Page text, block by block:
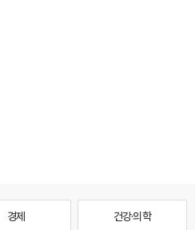
경제 건강·의학